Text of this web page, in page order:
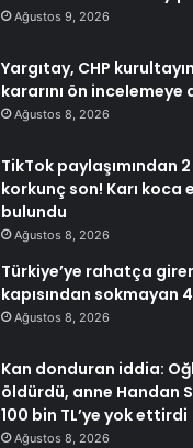
Ağustos 9, 2026
Yargıtay, CHP
kararını ön incelemeye
Ağustos 8, 2026
TikTok paylaşımından
korkunç son! Karı koca
bulundu
Ağustos 8, 2026
Türkiye’ye rahatça
kapısından sokmayan
Ağustos 8, 2026
Kan donduran iddia:
öldürdü, anne Handan
100 bin TL’ye yok ettirdi
Ağustos 8, 2026